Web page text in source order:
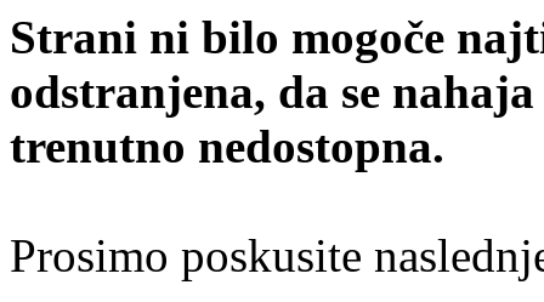
Strani ni bilo mogoče
odstranjena, da se
trenutno nedostopna.
Prosimo poskusite